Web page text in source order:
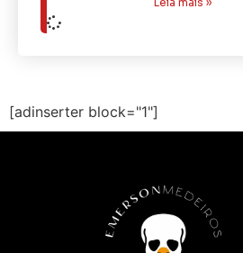
[adinserter block="1"]